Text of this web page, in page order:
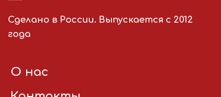
Сделано в России. Выпускается с 2012
года
О нас